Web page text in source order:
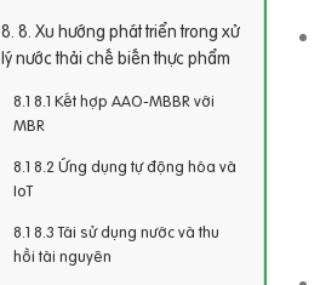
8. Xu hướng phát triển trong xử
lý nước thải chế biến thực phẩm
8.1 Kết hợp AAO-MBBR với
MBR
8.2 Ứng dụng tự động hóa và
IoT
8.3 Tái sử dụng nước và thu
hồi tài nguyên